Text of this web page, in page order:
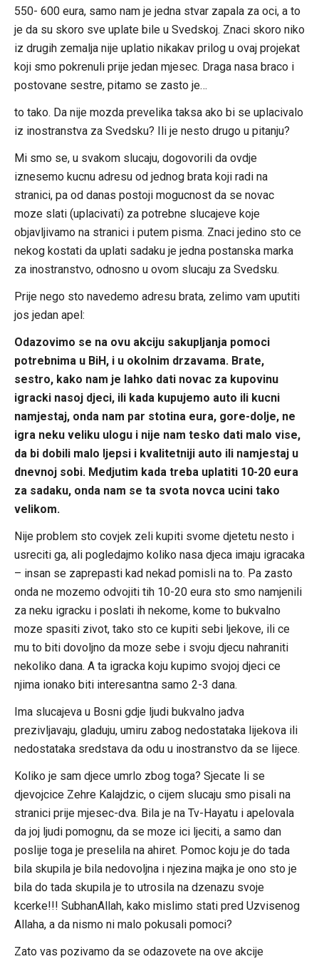
550- 600 eura, samo nam je jedna stvar zapala za oci, a to
je da su skoro sve uplate bile u Svedskoj. Znaci skoro niko
iz drugih zemalja nije uplatio nikakav prilog u ovaj projekat
koji smo pokrenuli prije jedan mjesec. Draga nasa braco i
postovane sestre, pitamo se zasto je…
to tako. Da nije mozda prevelika taksa ako bi se uplacivalo
iz inostranstva za Svedsku? Ili je nesto drugo u pitanju?
Mi smo se, u svakom slucaju, dogovorili da ovdje
iznesemo kucnu adresu od jednog brata koji radi na
stranici, pa od danas postoji mogucnost da se novac
moze slati (uplacivati) za potrebne slucajeve koje
objavljivamo na stranici i putem pisma. Znaci jedino sto ce
nekog kostati da uplati sadaku je jedna postanska marka
za inostranstvo, odnosno u ovom slucaju za Svedsku.
Prije nego sto navedemo adresu brata, zelimo vam uputiti
jos jedan apel:
Odazovimo se na ovu akciju sakupljanja pomoci
potrebnima u BiH, i u okolnim drzavama. Brate,
sestro, kako nam je lahko dati novac za kupovinu
igracki nasoj djeci, ili kada kupujemo auto ili kucni
namjestaj, onda nam par stotina eura, gore-dolje, ne
igra neku veliku ulogu i nije nam tesko dati malo vise,
da bi dobili malo ljepsi i kvalitetniji auto ili namjestaj u
dnevnoj sobi. Medjutim kada treba uplatiti 10-20 eura
za sadaku, onda nam se ta svota novca ucini tako
velikom.
Nije problem sto covjek zeli kupiti svome djetetu nesto i
usreciti ga, ali pogledajmo koliko nasa djeca imaju igracaka
– insan se zaprepasti kad nekad pomisli na to. Pa zasto
onda ne mozemo odvojiti tih 10-20 eura sto smo namjenili
za neku igracku i poslati ih nekome, kome to bukvalno
moze spasiti zivot, tako sto ce kupiti sebi ljekove, ili ce
mu to biti dovoljno da moze sebe i svoju djecu nahraniti
nekoliko dana. A ta igracka koju kupimo svojoj djeci ce
njima ionako biti interesantna samo 2-3 dana.
Ima slucajeva u Bosni gdje ljudi bukvalno jadva
prezivljavaju, gladuju, umiru zabog nedostataka lijekova ili
nedostataka sredstava da odu u inostranstvo da se lijece.
Koliko je sam djece umrlo zbog toga? Sjecate li se
djevojcice Zehre Kalajdzic, o cijem slucaju smo pisali na
stranici prije mjesec-dva. Bila je na Tv-Hayatu i apelovala
da joj ljudi pomognu, da se moze ici ljeciti, a samo dan
poslije toga je preselila na ahiret. Pomoc koju je do tada
bila skupila je bila nedovoljna i njezina majka je ono sto je
bila do tada skupila je to utrosila na dzenazu svoje
kcerke!!! SubhanAllah, kako mislimo stati pred Uzvisenog
Allaha, a da nismo ni malo pokusali pomoci?
Zato vas pozivamo da se odazovete na ove akcije